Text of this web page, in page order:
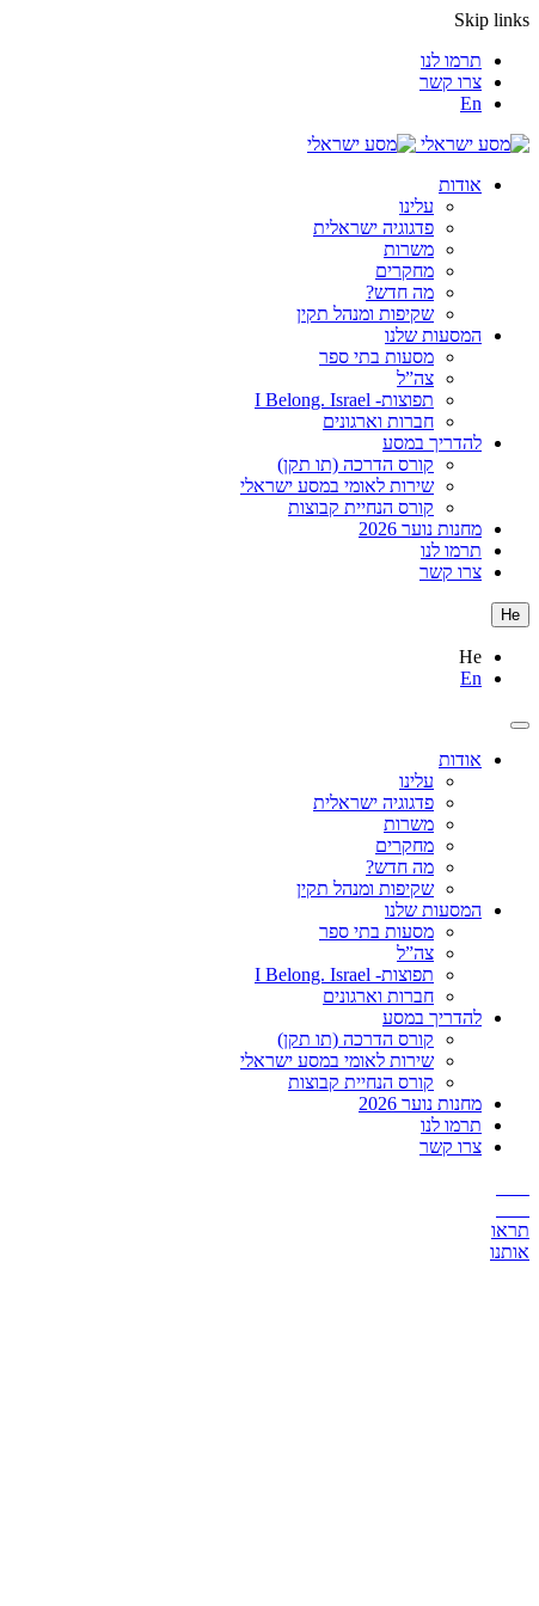
Skip links
תרמו לנו
צרו קשר
En
אודות
עלינו
פדגוגיה ישראלית
משרות
מחקרים
מה חדש?
שקיפות ומנהל תקין
המסעות שלנו
מסעות בתי ספר
צה”ל
תפוצות- I Belong. Israel
חברות וארגונים
להדריך במסע
קורס הדרכה (תו תקן)
שירות לאומי במסע ישראלי
קורס הנחיית קבוצות
מחנות נוער 2026
תרמו לנו
צרו קשר
He
He
En
אודות
עלינו
פדגוגיה ישראלית
משרות
מחקרים
מה חדש?
שקיפות ומנהל תקין
המסעות שלנו
מסעות בתי ספר
צה”ל
תפוצות- I Belong. Israel
חברות וארגונים
להדריך במסע
קורס הדרכה (תו תקן)
שירות לאומי במסע ישראלי
קורס הנחיית קבוצות
מחנות נוער 2026
תרמו לנו
צרו קשר
תראו
אותנו